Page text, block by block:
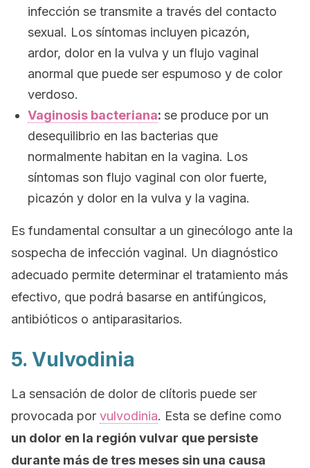
infección se transmite a través del contacto
sexual. Los síntomas incluyen picazón,
ardor, dolor en la vulva y un flujo vaginal
anormal que puede ser espumoso y de color
verdoso.
Vaginosis bacteriana: se produce por un
desequilibrio en las bacterias que
normalmente habitan en la vagina. Los
síntomas son flujo vaginal con olor fuerte,
picazón y dolor en la vulva y la vagina.
Es fundamental consultar a un ginecólogo ante la
sospecha de infección vaginal. Un diagnóstico
adecuado permite determinar el tratamiento más
efectivo, que podrá basarse en antifúngicos,
antibióticos o antiparasitarios.
5. Vulvodinia
La sensación de dolor de clítoris puede ser
provocada por vulvodinia. Esta se define como
un dolor en la región vulvar que persiste
durante más de tres meses sin una causa